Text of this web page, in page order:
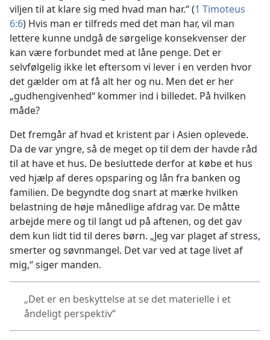
viljen til at klare sig med hvad man har.“ (1 Timoteus
6:6) Hvis man er tilfreds med det man har, vil man
lettere kunne undgå de sørgelige konsekvenser der
kan være forbundet med at låne penge. Det er
selvfølgelig ikke let eftersom vi lever i en verden hvor
det gælder om at få alt her og nu. Men det er her
„gudhengivenhed“ kommer ind i billedet. På hvilken
måde?
Det fremgår af hvad et kristent par i Asien oplevede.
Da de var yngre, så de meget op til dem der havde råd
til at have et hus. De besluttede derfor at købe et hus
ved hjælp af deres opsparing og lån fra banken og
familien. De begyndte dog snart at mærke hvilken
belastning de høje månedlige afdrag var. De måtte
arbejde mere og til langt ud på aftenen, og det gav
dem kun lidt tid til deres børn. „Jeg var plaget af stress,
smerter og søvnmangel. Det var ved at tage livet af
mig,“ siger manden.
„Det er en beskyttelse at se det materielle i et
åndeligt perspektiv“